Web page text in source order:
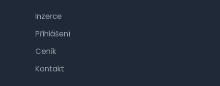
Inzerce
Přihlášení
Ceník
Kontakt